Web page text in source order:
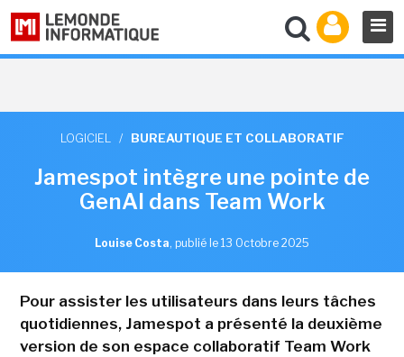
LOGICIEL / BUREAUTIQUE ET COLLABORATIF
Jamespot intègre une pointe de
GenAI dans Team Work
Louise Costa, publié le 13 Octobre 2025
Pour assister les utilisateurs dans leurs tâches
quotidiennes, Jamespot a présenté la deuxième
version de son espace collaboratif Team Work